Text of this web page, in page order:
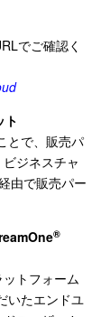
でご確認く
ト
とで、販売パ
ジネスチャ
由で販売パー
®
トフォーム
いたエンドユ